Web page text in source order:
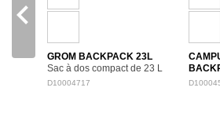
GROM BACKPACK 23L
Sac à dos compact de 23 L
adapté aux jeunes
D10004717
navigate_before